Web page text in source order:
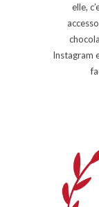
elle,
Instagram